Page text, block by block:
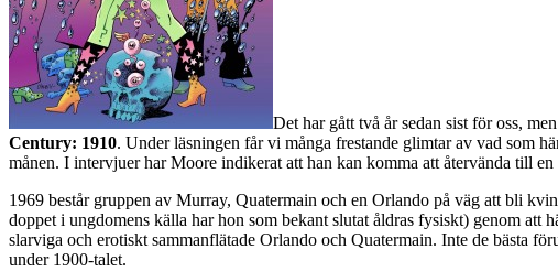
Det har gått två år sedan sist för oss,
Century: 1910. Under läsningen får vi många frestande glimtar av vad som
månen. I intervjuer har Moore indikerat att han kan komma att återvända till
1969 består gruppen av Murray, Quatermain och en Orlando på väg att bli
doppet i ungdomens källa har hon som bekant slutat åldras fysiskt) genom
slarviga och erotiskt sammanflätade Orlando och Quatermain. Inte de bästa
under 1900-talet.